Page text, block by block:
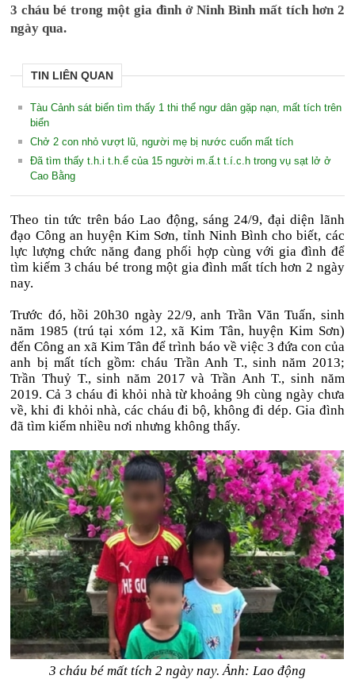
3 cháu bé trong một gia đình ở Ninh Bình mất tích hơn 2
ngày qua.
TIN LIÊN QUAN
Tàu Cảnh sát biển tìm thấy 1 thi thể ngư dân gặp nạn, mất tích trên
biển
Chở 2 con nhỏ vượt lũ, người mẹ bị nước cuốn mất tích
Đã tìm thấy t.h.i t.h.ể của 15 người m.ấ.t t.í.c.h trong vụ sạt lở ở
Cao Bằng
Theo tin tức trên báo Lao động, sáng 24/9, đại diện lãnh
đạo Công an huyện Kim Sơn, tỉnh Ninh Bình cho biết, các
lực lượng chức năng đang phối hợp cùng với gia đình để
tìm kiếm 3 cháu bé trong một gia đình mất tích hơn 2 ngày
nay.
Trước đó, hồi 20h30 ngày 22/9, anh Trần Văn Tuấn, sinh
năm 1985 (trú tại xóm 12, xã Kim Tân, huyện Kim Sơn)
đến Công an xã Kim Tân để trình báo về việc 3 đứa con của
anh bị mất tích gồm: cháu Trần Anh T., sinh năm 2013;
Trần Thuỷ T., sinh năm 2017 và Trần Anh T., sinh năm
2019. Cả 3 cháu đi khỏi nhà từ khoảng 9h cùng ngày chưa
về, khi đi khỏi nhà, các cháu đi bộ, không đi dép. Gia đình
đã tìm kiếm nhiều nơi nhưng không thấy.
3 cháu bé mất tích 2 ngày nay. Ảnh: Lao động